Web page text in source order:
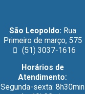
São Leopoldo: Rua
Primeiro de março, 575
(51) 3037-1616
Horários de
Atendimento:
Segunda-sexta: 8h30min